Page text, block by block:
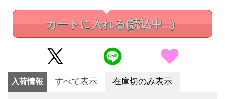
カートに入れる(読込中...)
入荷情報 すべて表示 在庫切のみ表示